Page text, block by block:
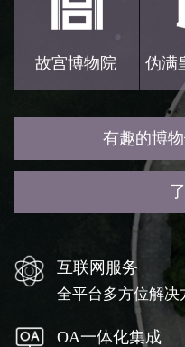
故宫博物院 伪满
有趣的博
互联网服务
全平台多方位解决
OA一体化集成